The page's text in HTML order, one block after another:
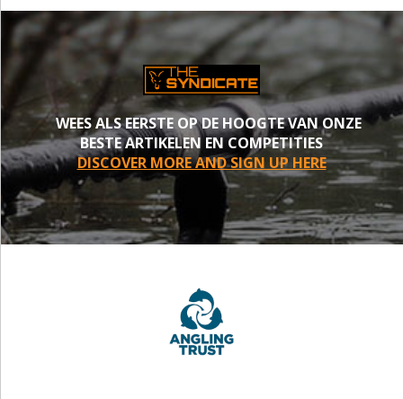
WEES ALS EERSTE OP DE HOOGTE VAN ONZE
BESTE ARTIKELEN EN COMPETITIES
DISCOVER MORE AND SIGN UP HERE